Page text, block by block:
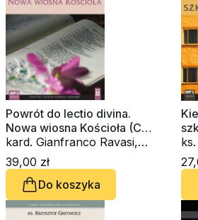
Powrót do lectio divina.
Nowa wiosna Kościoła (CD-
audiobook)
kard. Gianfranco Ravasi,
Innocenzo Gargano
OSBCam., Amedeo Cencini
FdCC, ks. Waldemar
Chrostowski, ks. Krzysztof
Grzywocz
39,00 zł
Do koszyka